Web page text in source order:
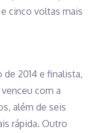
cinco voltas mais
2014 e finalista,
com a
além de seis
rápida. Outro